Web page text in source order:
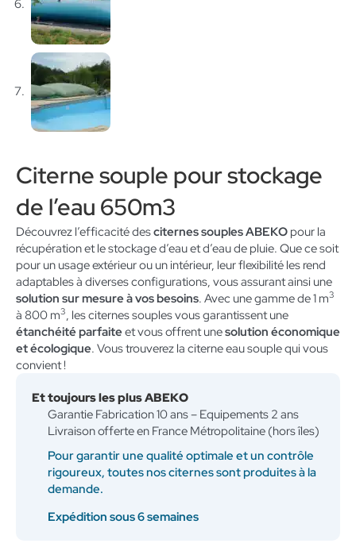
Citerne souple pour stockage
de l’eau 650m3
Découvrez l’efficacité desciternes souples ABEKO pour la
récupération et le stockage d’eau et d’eau de pluie. Que ce soit
pour un usage extérieur ou un intérieur, leur flexibilité les rend
adaptables à diverses configurations, vous assurant ainsi une
solution sur mesure à vos besoins. Avec une gamme de 1 m3
à 800 m3
, les citernes souples vous garantissent une
étanchéité parfaiteet vous offrent unesolution économique
et écologique. Vous trouverez la citerne eau souple qui vous
convient !
Et toujours les plus ABEKO
Garantie Fabrication 10 ans – Equipements 2 ans
Livraison offerte en France Métropolitaine (hors îles)
Pour garantir une qualité optimale et un contrôle
rigoureux, toutes nos citernes sont produites à la
demande.
Expédition sous 6 semaines